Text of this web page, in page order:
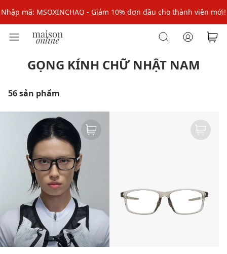
Nhập mã: MSOXINCHAO - Giảm 10% đơn đầu cho thành viên mới!
Nhập mã MSOPAY100: giảm ngay 10% khi thanh toán trực tuyến
GỌNG KÍNH CHỮ NHẬT NAM
56 sản phẩm